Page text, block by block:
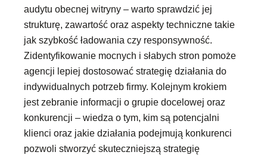
audytu obecnej witryny – warto sprawdzić jej
strukturę, zawartość oraz aspekty techniczne takie
jak szybkość ładowania czy responsywność.
Zidentyfikowanie mocnych i słabych stron pomoże
agencji lepiej dostosować strategię działania do
indywidualnych potrzeb firmy. Kolejnym krokiem
jest zebranie informacji o grupie docelowej oraz
konkurencji – wiedza o tym, kim są potencjalni
klienci oraz jakie działania podejmują konkurenci
pozwoli stworzyć skuteczniejszą strategię